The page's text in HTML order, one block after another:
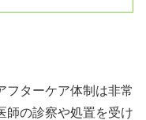
フターケア体制は非常
師の診察や処置を受け